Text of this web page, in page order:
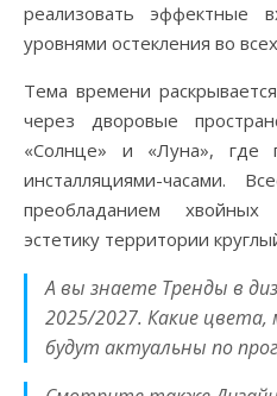
реализовать эффектные
уровнями остекления во
Тема времени
через дворовые
«Солнце» и «Луна», где
инсталляциями-часами.
преобладанием хвойных
эстетику территории
А вы знаете Тренды в
2025/2027. Какие
будут актуальны по